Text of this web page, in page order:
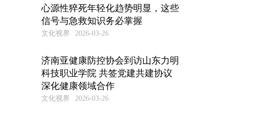
心源性猝死年轻化趋势明显，这些
信号与急救知识务必掌握
文化视界 2026-03-26
济南亚健康防控协会到访山东力明
科技职业学院 共签党建共建协议
深化健康领域合作
文化视界 2026-03-26